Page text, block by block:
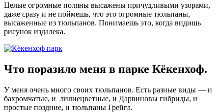
Целые огромные поляны высажены причудливыми узорами,
даже сразу и не поймешь, что это огромные тюльпаны,
высаженные из тюльпанов. Понимаешь это, когда видишь
рисунок издалека.
Что поразило меня в парке Кёкенхоф.
У меня очень много своих тюльпанов. Есть разные виды — и
бахромчатые, и лилиецветные, и Дарвиновы гибриды, и
простые поздние, и тюльпаны Грейга.